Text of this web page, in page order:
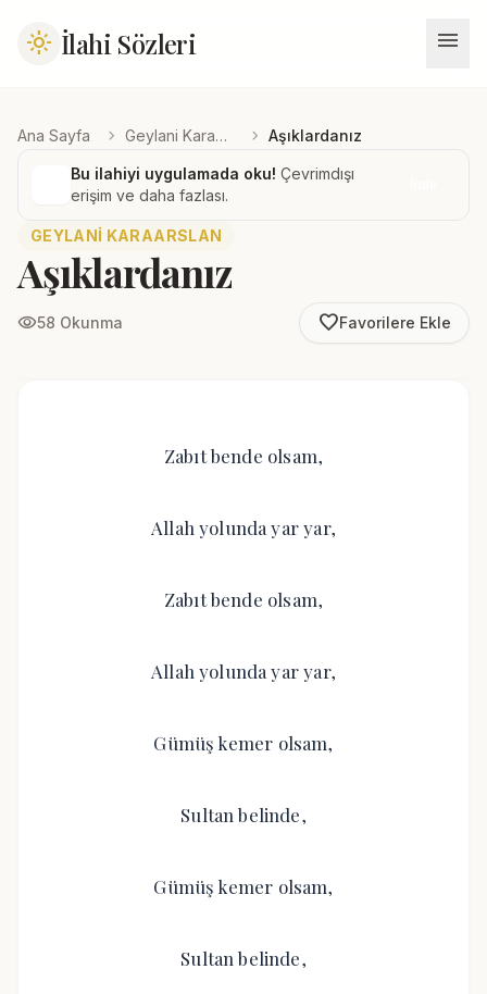
light_mode İlahi Sözleri menu
Ana Sayfa chevron_right Geylani Karaarslan chevron_right Aşıklardanız
Bu ilahiyi uygulamada oku! Çevrimdışı
erişim ve daha fazlası.
GEYLANI KARAARSLAN
Aşıklardanız
visibility58 Okunma favorite_borderFavorilere Ekle
Zabıt bende olsam,
Allah yolunda yar yar,
Zabıt bende olsam,
Allah yolunda yar yar,
Gümüş kemer olsam,
Sultan belinde,
Gümüş kemer olsam,
Sultan belinde,